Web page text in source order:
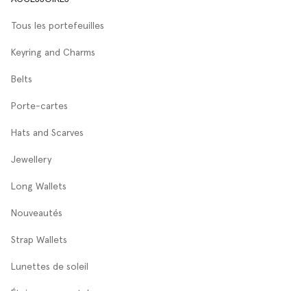
Tous les portefeuilles
Keyring and Charms
Belts
Porte-cartes
Hats and Scarves
Jewellery
Long Wallets
Nouveautés
Strap Wallets
Lunettes de soleil